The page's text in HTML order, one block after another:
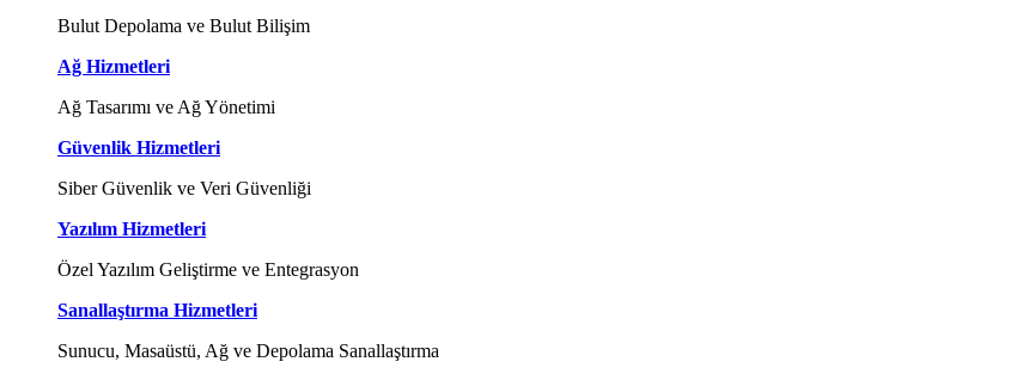
Bulut Depolama ve Bulut Bilişim
Ağ Hizmetleri
Ağ Tasarımı ve Ağ Yönetimi
Güvenlik Hizmetleri
Siber Güvenlik ve Veri Güvenliği
Yazılım Hizmetleri
Özel Yazılım Geliştirme ve Entegrasyon
Sanallaştırma Hizmetleri
Sunucu, Masaüstü, Ağ ve Depolama Sanallaştırma